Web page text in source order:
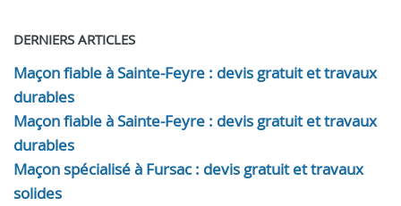
DERNIERS ARTICLES
Maçon fiable à Sainte-Feyre : devis gratuit et travaux
durables
Maçon fiable à Sainte-Feyre : devis gratuit et travaux
durables
Maçon spécialisé à Fursac : devis gratuit et travaux
solides